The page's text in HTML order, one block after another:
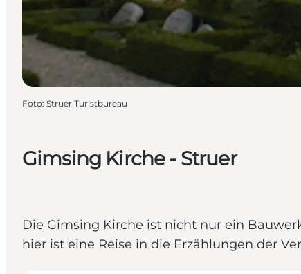
Gimsing Kirche - Struer
Die Gimsing Kirche ist nicht nur ein
hier ist eine Reise in die Erzählungen der
Foto: Struer Turistbureau